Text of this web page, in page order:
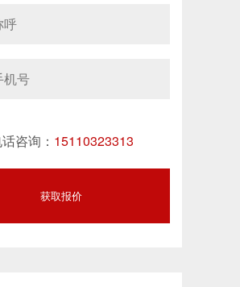
咨询： 15110323313
获取报价